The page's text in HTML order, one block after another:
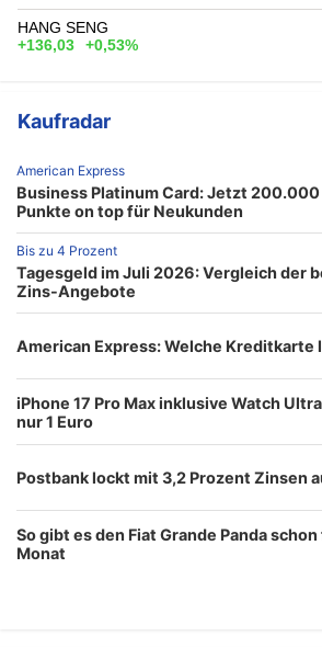
HANG SENG
+136,03
+0,53%